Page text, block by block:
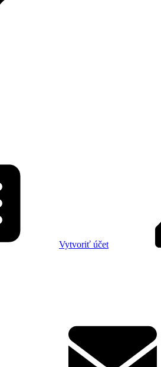
Vytvoriť účet